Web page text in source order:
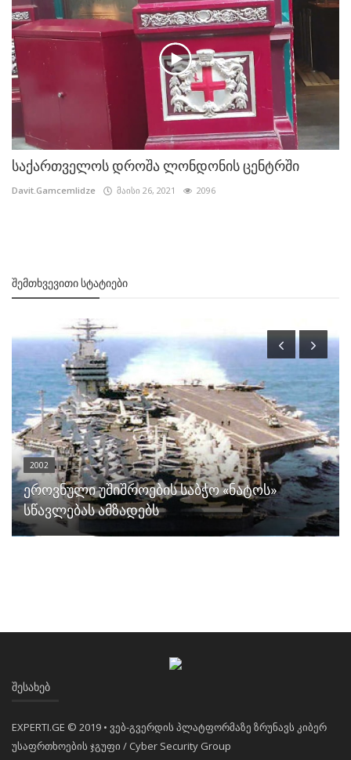
საქართველოს დროშა ლონდონის ცენტრში
Davit.Gamcemlidze მაისი 26, 2021 2096
ᲨᲔᲛᲗᲮᲕᲔᲕᲘᲗᲘ ᲡᲢᲐᲢᲘᲔᲑᲘ
2002
ეროვნული უშიშროების საბჭო «ნატოს»
სწავლებას ამზადებს
ᲨᲔᲡᲐᲮᲔᲑ
EXPERTI.GE © 2019 • ვებ-გვერდის პლატფორმაზე ზრუნავს კიბერ
უსაფრთხოების ჯგუფი / Cyber Security Group